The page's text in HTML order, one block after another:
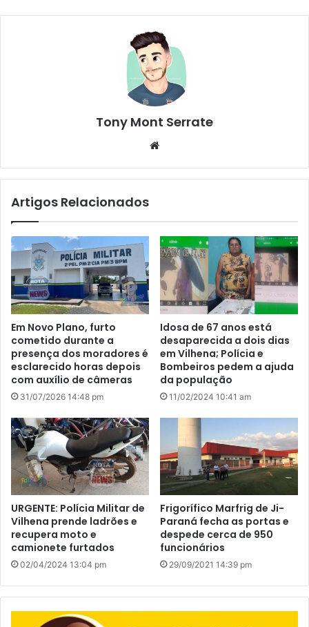
Tony Mont Serrate
te
Artigos Relacionados
Em Novo Plano, furto
cometido durante a
presença dos moradores é
esclarecido horas depois
com auxílio de câmeras
31/07/2026 14:48 pm
Idosa de 67 anos está
desaparecida a dois dias
em Vilhena; Polícia e
Bombeiros pedem a ajuda
da população
11/02/2024 10:41 am
URGENTE: Polícia Militar de
Vilhena prende ladrões e
recupera moto e
camionete furtados
02/04/2024 13:04 pm
Frigorífico Marfrig de Ji-
Paraná fecha as portas e
despede cerca de 950
funcionários
29/09/2021 14:39 pm